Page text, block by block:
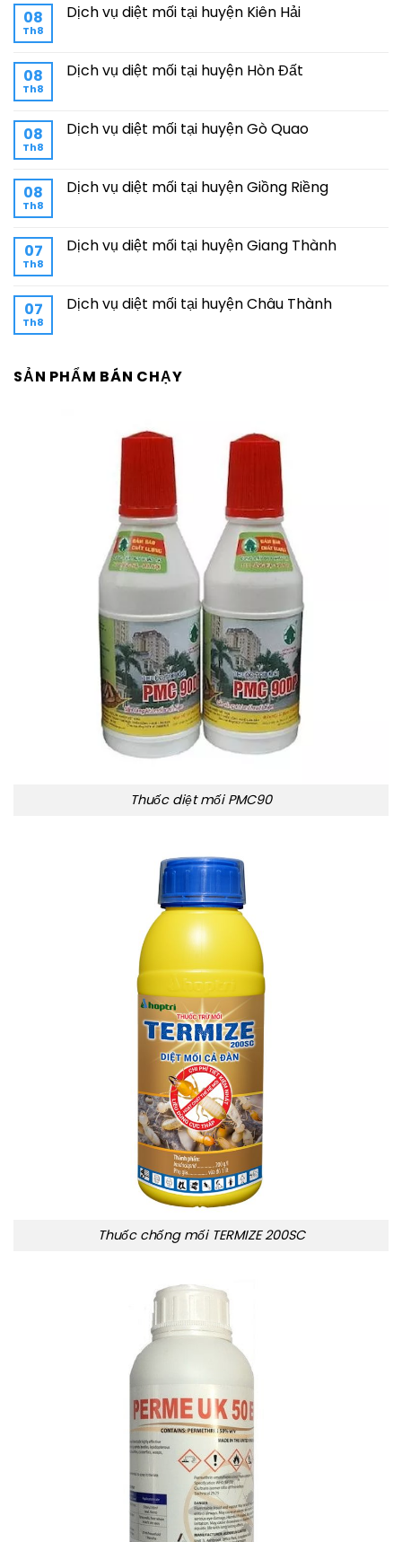
08
Th8
Dịch vụ diệt mối tại huyện Kiên Hải
08
Th8
Dịch vụ diệt mối tại huyện Hòn Đất
08
Th8
Dịch vụ diệt mối tại huyện Gò Quao
08
Th8
Dịch vụ diệt mối tại huyện Giồng Riềng
07
Th8
Dịch vụ diệt mối tại huyện Giang Thành
07
Th8
Dịch vụ diệt mối tại huyện Châu Thành
SẢN PHẨM BÁN CHẠY
Thuốc diệt mối PMC90
Thuốc chống mối TERMIZE 200SC